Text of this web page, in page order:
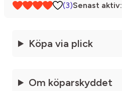
(3)Senast aktiv:
Köpa via plick
Om köparskyddet